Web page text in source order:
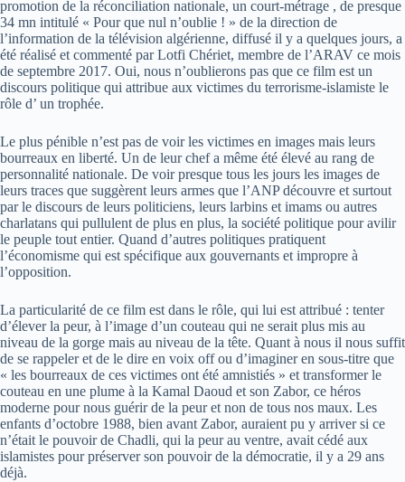
promotion de la réconciliation nationale, un court-métrage , de presque
34 mn intitulé « Pour que nul n’oublie ! » de la direction de
l’information de la télévision algérienne, diffusé il y a quelques jours, a
été réalisé et commenté par Lotfi Chériet, membre de l’ARAV ce mois
de septembre 2017. Oui, nous n’oublierons pas que ce film est un
discours politique qui attribue aux victimes du terrorisme-islamiste le
rôle d’ un trophée.
Le plus pénible n’est pas de voir les victimes en images mais leurs
bourreaux en liberté. Un de leur chef a même été élevé au rang de
personnalité nationale. De voir presque tous les jours les images de
leurs traces que suggèrent leurs armes que l’ANP découvre et surtout
par le discours de leurs politiciens, leurs larbins et imams ou autres
charlatans qui pullulent de plus en plus, la société politique pour avilir
le peuple tout entier. Quand d’autres politiques pratiquent
l’économisme qui est spécifique aux gouvernants et impropre à
l’opposition.
La particularité de ce film est dans le rôle, qui lui est attribué : tenter
d’élever la peur, à l’image d’un couteau qui ne serait plus mis au
niveau de la gorge mais au niveau de la tête. Quant à nous il nous suffit
de se rappeler et de le dire en voix off ou d’imaginer en sous-titre que
« les bourreaux de ces victimes ont été amnistiés » et transformer le
couteau en une plume à la Kamal Daoud et son Zabor, ce héros
moderne pour nous guérir de la peur et non de tous nos maux. Les
enfants d’octobre 1988, bien avant Zabor, auraient pu y arriver si ce
n’était le pouvoir de Chadli, qui la peur au ventre, avait cédé aux
islamistes pour préserver son pouvoir de la démocratie, il y a 29 ans
déjà.